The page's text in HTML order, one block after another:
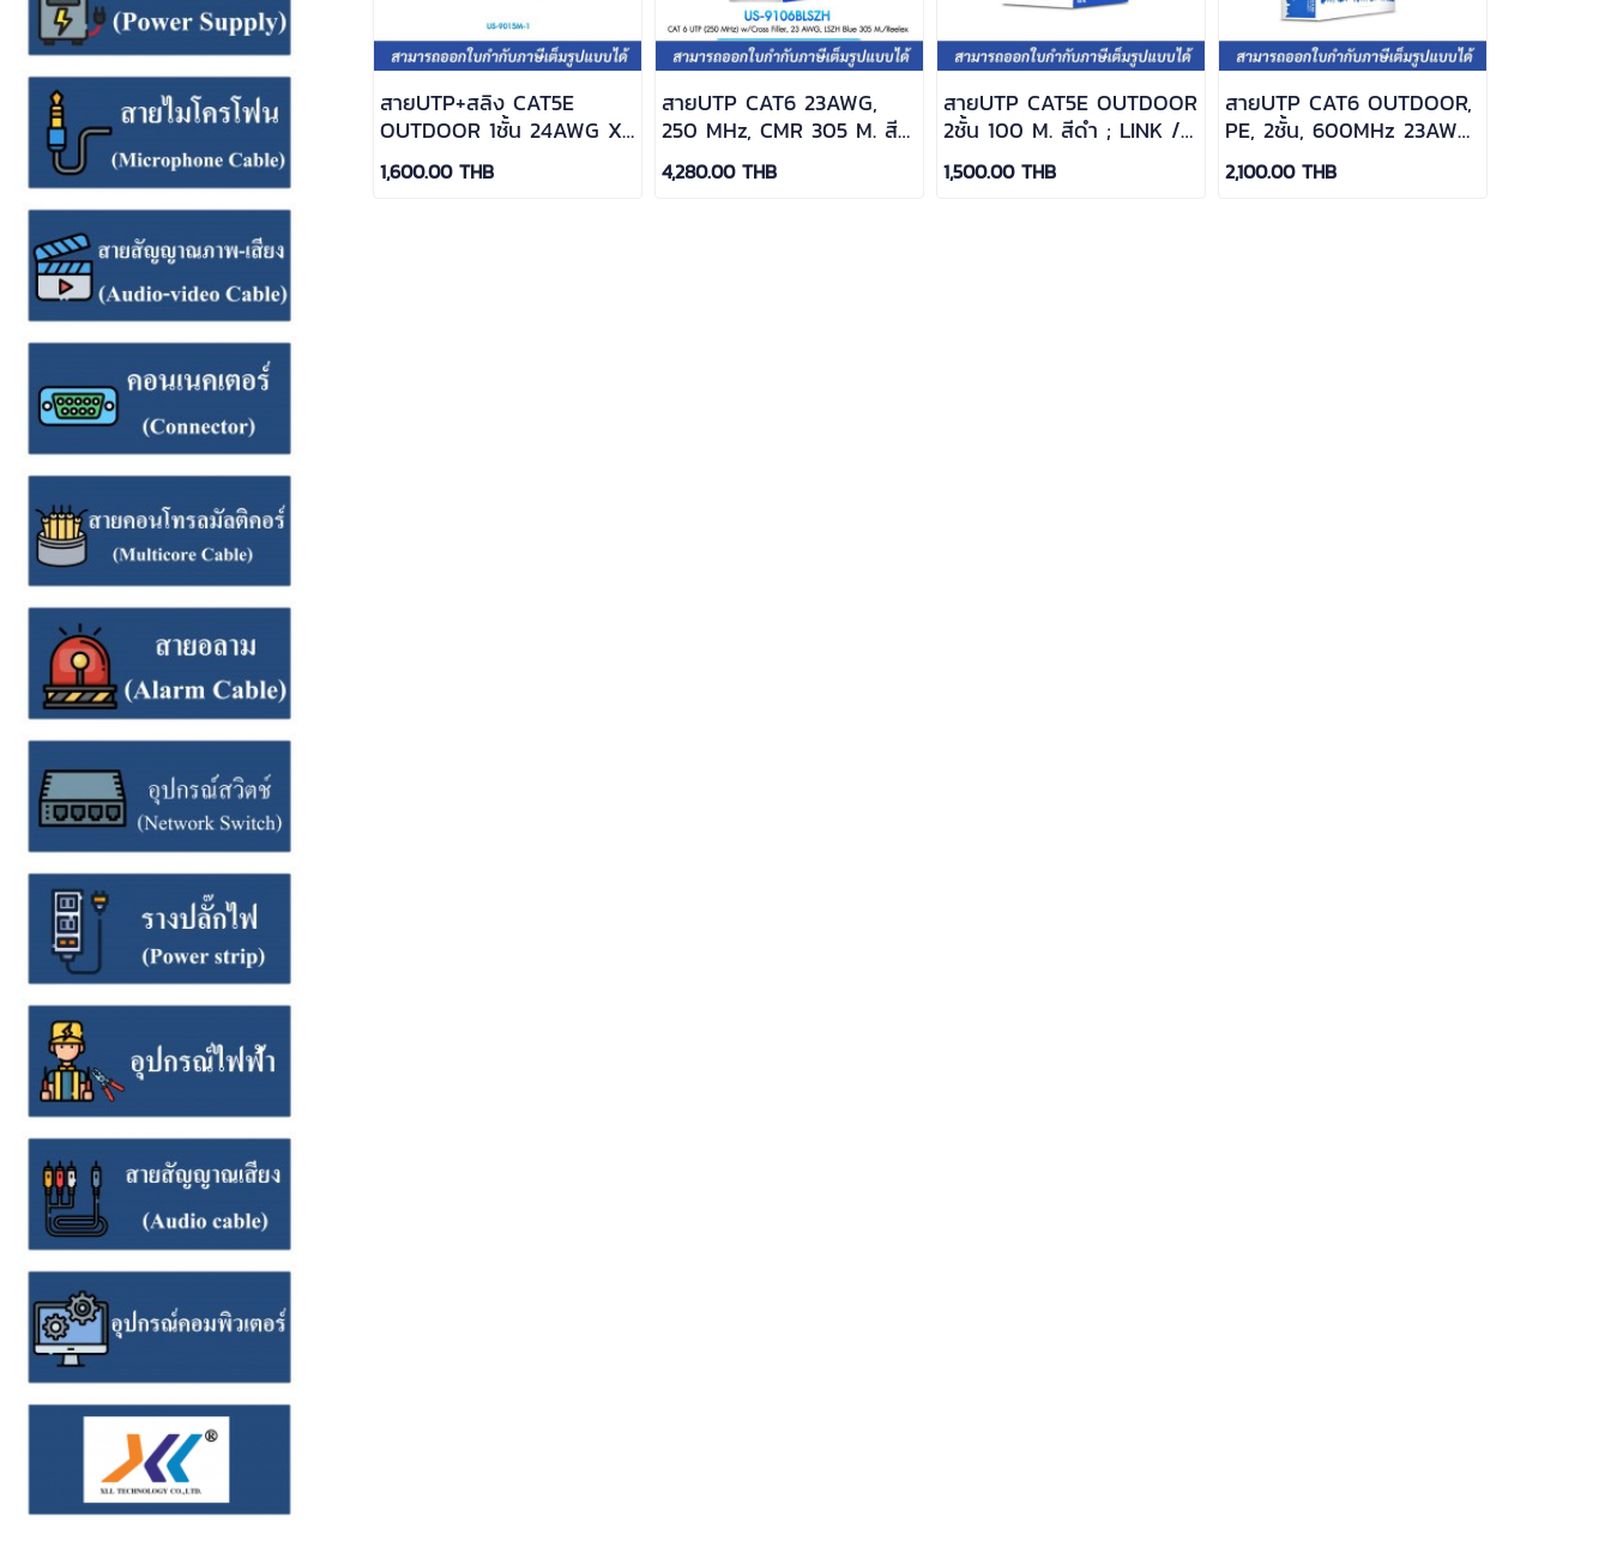
สายUTP+สลิง CAT5E
OUTDOOR 1ชั้น 24AWG X
100 M.สีดำ ; LINK / US-
9015M-1
1,600.00 THB
สายUTP CAT6 23AWG,
250 MHz, CMR 305 M. สี
ฟ้าใหญ่ ; LINK / US-
9106BLSZH
4,280.00 THB
สายUTP CAT5E OUTDOOR
2ชั้น 100 M. สีดำ ; LINK /
US-9045-1
1,500.00 THB
สายUTP CAT6 OUTDOOR,
PE, 2ชั้น, 600MHz 23AWG
100 M. สีดำ ; LINK / US-
9106OUT-1
2,100.00 THB